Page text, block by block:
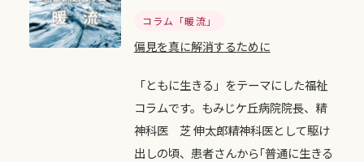
コラム「暖流」
偏見を真に解消するために
「ともに生きる」をテーマにした福祉
コラムです。もみじケ丘病院院長、精
神科医 芝 伸太郎精神科医として駆け
出しの頃、患者さんから｢普通に生きる